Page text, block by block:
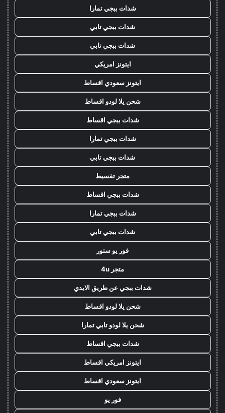
شدات ببجي تمارا
شدات ببجي تابي
شدات ببجي تابي
ايتونز امريكي
ايتونز سعودي اقساط
شحن يلا لودو اقساط
شدات ببجي اقساط
شدات ببجي تمارا
شدات ببجي تابي
متجر تقسيط
شدات ببجي اقساط
شدات ببجي تمارا
شدات ببجي تابي
فور يو ستور
متجر 4u
شدات ببجي عن طريق الايدي
شحن يلا لودو اقساط
شحن يلا لودو تابي تمارا
شدات ببجي اقساط
ايتونز امريكي اقساط
ايتونز سعودي اقساط
فور يو